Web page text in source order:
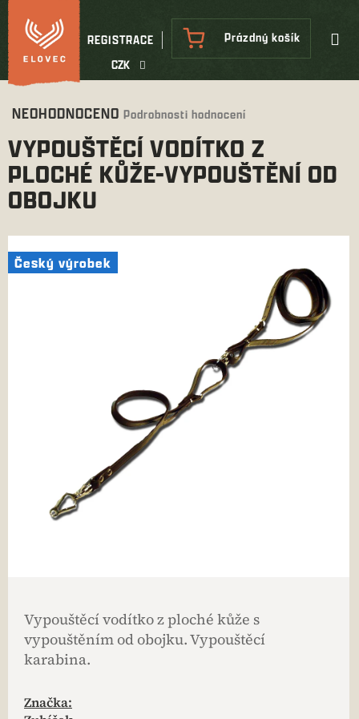
Přejít
na
obsah
CZK
REGISTRACE
NÁKUPNÍ
KOŠÍK
Prázdný košík
Průměrné
produktu
je
0,0
z
hvězdiček.
NEOHODNOCENO Podrobnosti hodnocení
VYPOUŠTĚCÍ VODÍTKO Z
PLOCHÉ KŮŽE-VYPOUŠTĚNÍ OD
OBOJKU
Český výrobek
Český výrobek
Vypouštěcí vodítko z ploché kůže s
vypouštěním od obojku. Vypouštěcí
karabina.
Značka: